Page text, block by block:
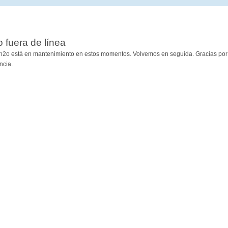
fuera de línea
está en mantenimiento en estos momentos. Volvemos en seguida. Gracias